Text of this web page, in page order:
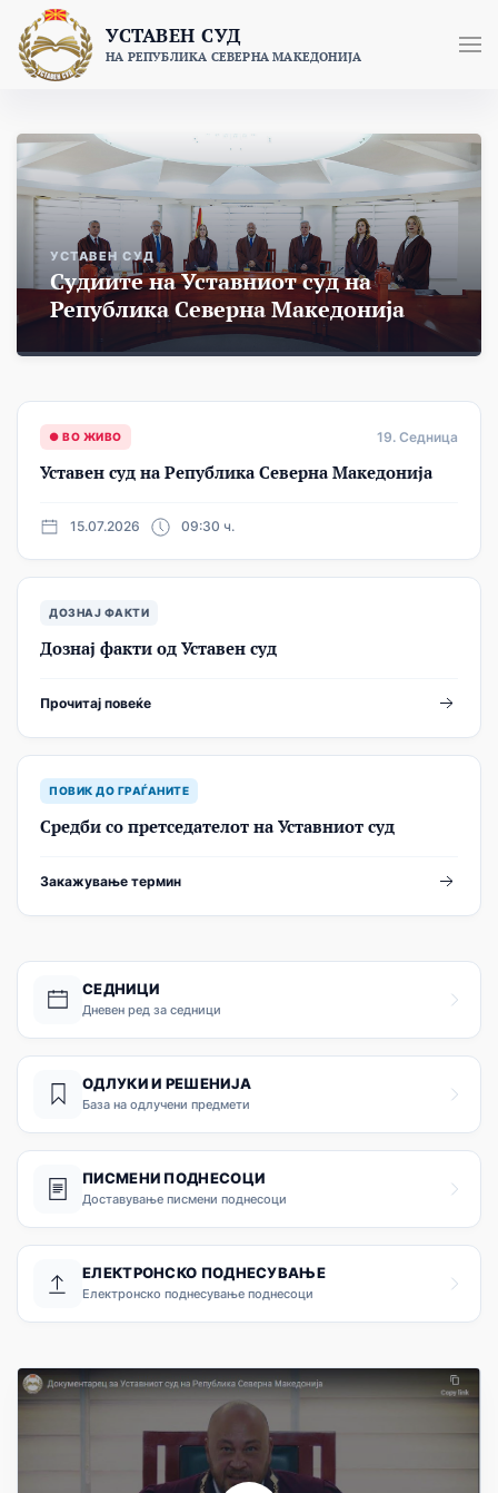
content
УСТАВЕН СУД
НА РЕПУБЛИКА СЕВЕРНА МАКЕДОНИЈА
УСТАВЕН СУД
Судиите на Уставниот суд на
Република Северна Македонија
● ВО ЖИВО 19. Седница
Уставен суд на Република Северна Македонија
15.07.2026 09:30 ч.
ДОЗНАЈ ФАКТИ
Дознај факти од Уставен суд
Прочитај повеќе
ПОВИК ДО ГРАЃАНИТЕ
Средби со претседателот на Уставниот суд
Закажување термин
СЕДНИЦИ
Дневен ред за седници
ОДЛУКИ И РЕШЕНИЈА
База на одлучени предмети
ПИСМЕНИ ПОДНЕСОЦИ
Доставување писмени поднесоци
ЕЛЕКТРОНСКО ПОДНЕСУВАЊЕ
Електронско поднесување поднесоци